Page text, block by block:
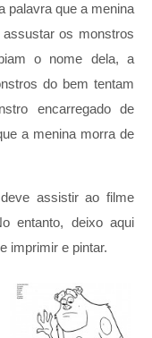
palavra que a menina
os monstros
o nome dela, a
do bem tentam
encarregado de
a menina morra de
assistir ao filme
entanto, deixo aqui
imprimir e pintar.